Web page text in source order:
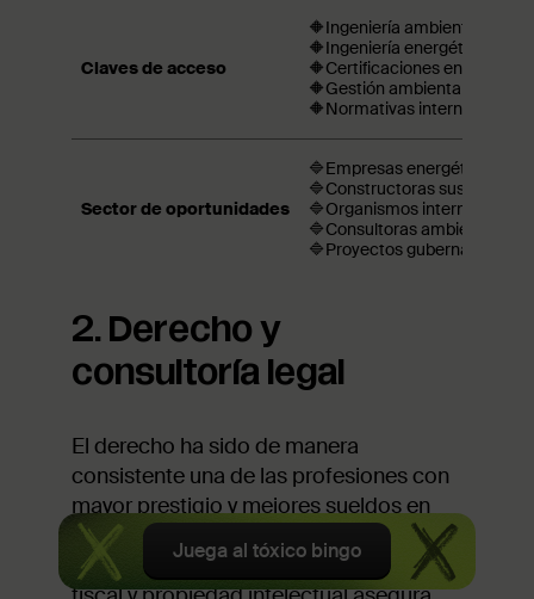
Claves de acceso
🔶Ingeniería ambiental,
🔶Ingeniería energética,
🔶Certificaciones en
🔶Gestión ambiental,
🔶Normativas
Sector de oportunidades
🔷Empresas energéticas,
🔷Constructoras
🔷Organismos
🔷Consultoras ambientales,
🔷Proyectos
2. Derecho y
consultoría legal
El derecho ha sido de manera
consistente una de las profesiones con
mayor prestigio y mejores sueldos en
México. La alta demanda de
especialistas en derecho corporativo,
Juega al tóxico bingo